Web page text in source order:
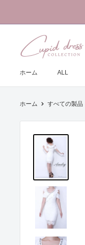
ピ
ス
ホーム ALL
ホーム すべての製品